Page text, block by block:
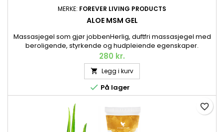
MERKE: FOREVER LIVING PRODUCTS
ALOE MSM GEL
Massasjegel som gjør jobbenHerlig, duftfri massasjegel med
beroligende, styrkende og hudpleiende egenskaper.
Inneholder blant annet MSM, Aloe vera og ulike urter. 118 ml.
280 kr.
 Legg i kurv
 På lager
favorite_border